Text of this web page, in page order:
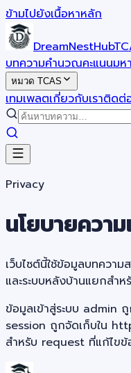
ข้ามไปยังเนื้อหาหลัก
DreamNestHub
บทความคำนวณคะแนนมห
หมวด TCAS
เทมเพลตเกี่ยวกับเราติดต่
Privacy
นโยบายควา
เว็บไซต์นี้ใช้ข้อมูลบทควา
และระบบหลังบ้านแยกสำ
ข้อมูลเข้าสู่ระบบ admin
session ถูกจัดเก็บใน
สำหรับ request ที่แก้ไขข้